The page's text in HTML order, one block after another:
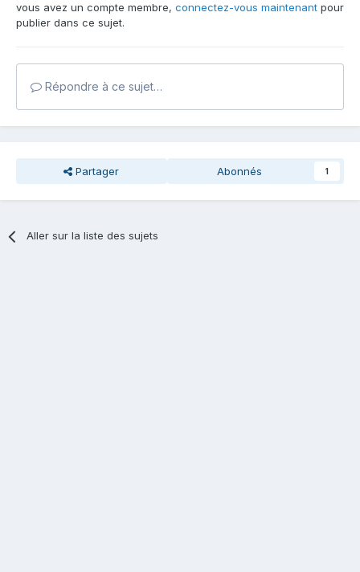
vous avez un compte membre, connectez-vous maintenant pour
publier dans ce sujet.
Répondre à ce sujet…
Partager Abonnés 1
Aller sur la liste des sujets